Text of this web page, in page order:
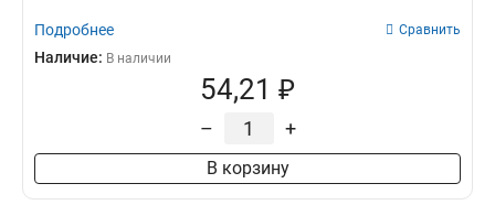
Подробнее Сравнить
Наличие: В наличии
54,21 ₽
– +
В корзину